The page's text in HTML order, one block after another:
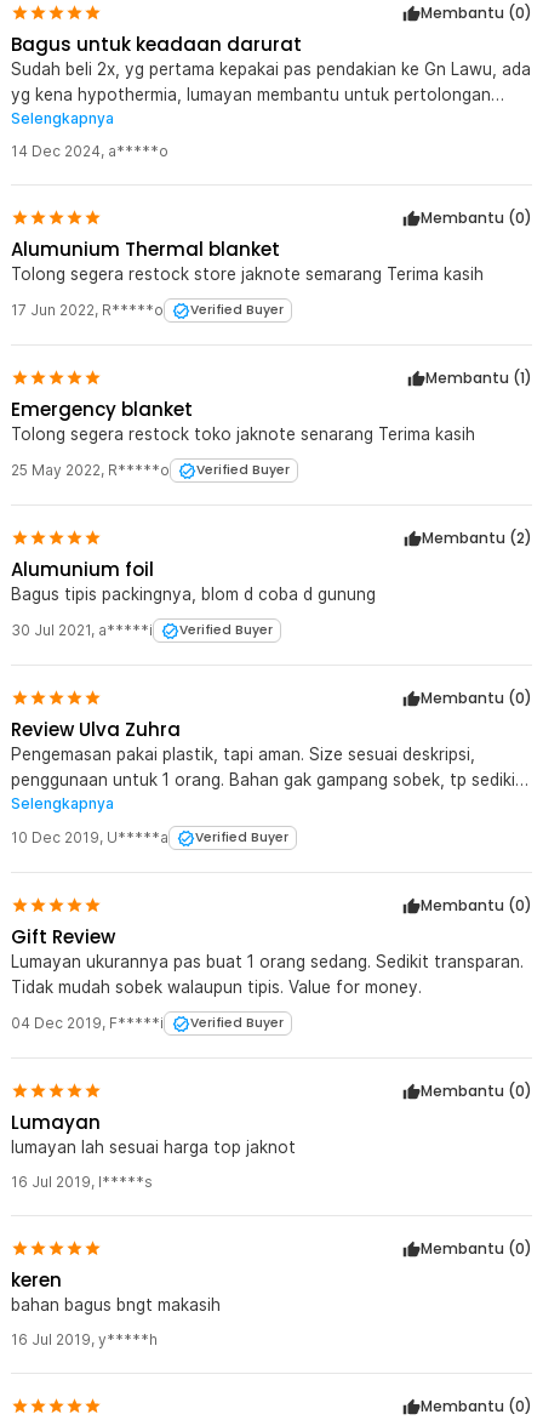
Rincian yang Anda dapatkan untuk pembelian produk ini:
1 x TaffSPORT Selimut Darurat Emergency Blanket Thermal
130x210cm - SL03-001
Membantu (0)
Bagus untuk keadaan darurat
Sudah beli 2x, yg pertama kepakai pas pendakian ke Gn Lawu, ada
yg kena hypothermia, lumayan membantu untuk pertolongan
pertama, korban dipakaikan selimut ini, lalu masuk ke sleeping bag,
dijaga spy korban ttp sadar, dibawa turun ke CS, alhamdulillah
to buy....
Selengkapnya
14 Dec 2024, a*****o
Membantu (0)
Alumunium Thermal blanket
Tolong segera restock store jaknote semarang Terima kasih
17 Jun 2022, R*****o Verified Buyer
Membantu (1)
Emergency blanket
Tolong segera restock toko jaknote senarang Terima kasih
25 May 2022, R*****o Verified Buyer
Membantu (2)
Alumunium foil
Bagus tipis packingnya, blom d coba d gunung
30 Jul 2021, a*****i Verified Buyer
Membantu (0)
Review Ulva Zuhra
Pengemasan pakai plastik, tapi aman. Size sesuai deskripsi,
penggunaan untuk 1 orang. Bahan gak gampang sobek, tp sedikit
keganggu sm suaranya sih haha. Kalo dipake di gunung yg gak
terlalu tinggi masih sangat aman. Dg harga segini mantul lah.
Selengkapnya
10 Dec 2019, U*****a Verified Buyer
Membantu (0)
Gift Review
Lumayan ukurannya pas buat 1 orang sedang. Sedikit transparan.
Tidak mudah sobek walaupun tipis. Value for money.
04 Dec 2019, F*****i Verified Buyer
Membantu (0)
Lumayan
lumayan lah sesuai harga top jaknot
16 Jul 2019, I*****s
Membantu (0)
keren
bahan bagus bngt makasih
16 Jul 2019, y*****h
Membantu (0)